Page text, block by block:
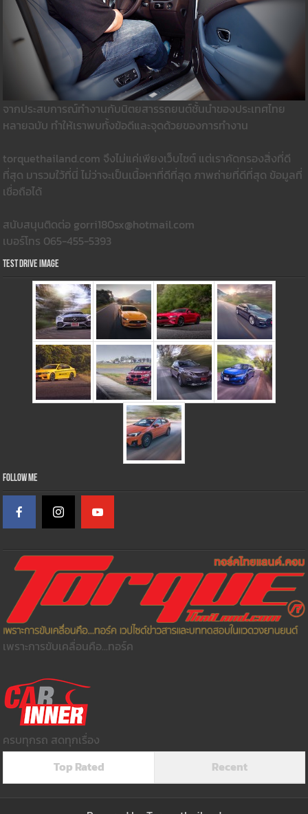
จากประสบการณ์ทำงานกับนิตยสารรถยนต์ชั้นนำของประเทศไทย
หลายฉบับ ทำให้เราพบทั้งข้อดีและจุดด้วยของการทำงาน
torquethailand.com จึงไม่แค่เพียงเว็บไซต์ แต่เราคัดกรองสิ่งที่ดี
ที่สุด มารวมใว้ที่นี่ ไม่ว่าจะเป็นเนื้อหาที่ดีที่สุด ภาพถ่ายที่ดีที่สุด ข้อมูลที่
เชื่อถือได้
สนับสนุนติดต่อ gorri180sx@hotmail.com
เบอร์โทร 065-455-5393
Test Drive Image
Follow Me
เพราะการขับเคลื่อนคือ...ทอร์ค
ครบทุกรถ สดทุกเรื่อง
Top Rated
Recent